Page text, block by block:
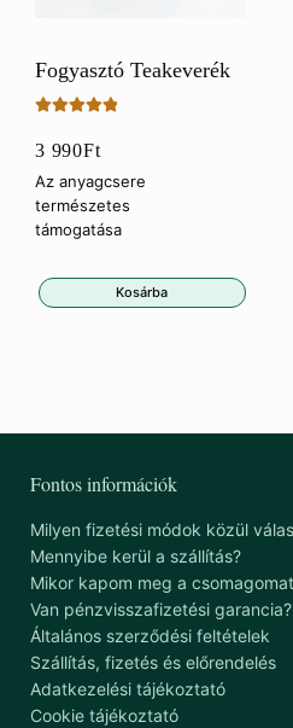
Fogyasztó Teakeverék
5.00/ 5
3 990Ft
Az anyagcsere
természetes
támogatása
Kosárba
Fontos információk
Milyen fizetési módok közül
Mennyibe kerül a szállítás?
Mikor kapom meg a
Van pénzvisszafizetési garancia?
Általános szerződési feltételek
Szállítás, fizetés és előrendelés
Adatkezelési tájékoztató
Cookie tájékoztató